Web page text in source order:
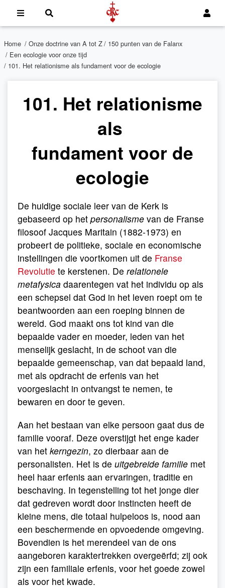
Home / Onze doctrine van A tot Z/ 150 punten van de Falanx
/ Een ecologie voor onze tijd
/ 101. Het relationisme als fundament voor de ecologie
101. Het relationisme
als
fundament voor de
ecologie
De huidige sociale leer van de Kerk is
gebaseerd op het personalisme van de Franse
filosoof Jacques Maritain (1882-1973) en
probeert de politieke, sociale en economische
instellingen die voortkomen uit de Franse
Revolutie te kerstenen. De relationele
metafysica daarentegen vat het individu op als
een schepsel dat God in het leven roept om te
beantwoorden aan een roeping binnen de
wereld. God maakt ons tot kind van die
bepaalde vader en moeder, leden van het
menselijk geslacht, in de schoot van die
bepaalde gemeenschap, van dat bepaald land,
met als opdracht de erfenis van het
voorgeslacht in ontvangst te nemen, te
bewaren en door te geven.
Aan het bestaan van elke persoon gaat dus de
familie vooraf. Deze overstijgt het enge kader
van het kerngezin, zo dierbaar aan de
personalisten. Het is de uitgebreide familie met
heel haar erfenis aan ervaringen, traditie en
beschaving. In tegenstelling tot het jonge dier
dat gedreven wordt door instincten heeft de
kleine mens, die totaal hulpeloos is, nood aan
een beschermende en opvoedende omgeving.
Bovendien is het merendeel van de ons
aangeboren karaktertrekken overgeërfd; zij ook
zijn een familiale erfenis, voor het goede zowel
als voor het kwade.